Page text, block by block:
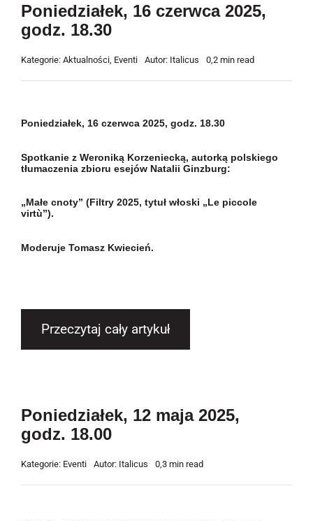
Poniedziałek, 16 czerwca 2025,
godz. 18.30
Kategorie: Aktualności, Eventi Autor: Italicus 0,2 min read
Poniedziałek, 16 czerwca 2025, godz. 18.30
Spotkanie z Weroniką Korzeniecką, autorką polskiego
tłumaczenia zbioru esejów Natalii Ginzburg:
„Małe cnoty” (Filtry 2025, tytuł włoski „Le piccole
virtù”).
Moderuje Tomasz Kwiecień.
Przeczytaj cały artykuł
Poniedziałek, 12 maja 2025,
godz. 18.00
Kategorie: Eventi Autor: Italicus 0,3 min read